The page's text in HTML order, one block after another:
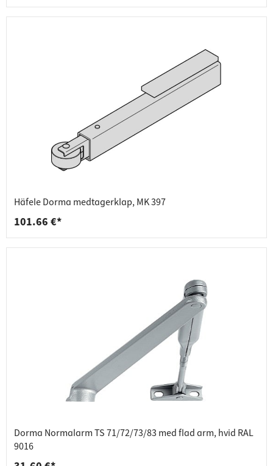
Häfele Dorma medtagerklap, MK 397
101.66 €*
Dorma Normalarm TS 71/72/73/83 med flad arm, hvid RAL
9016